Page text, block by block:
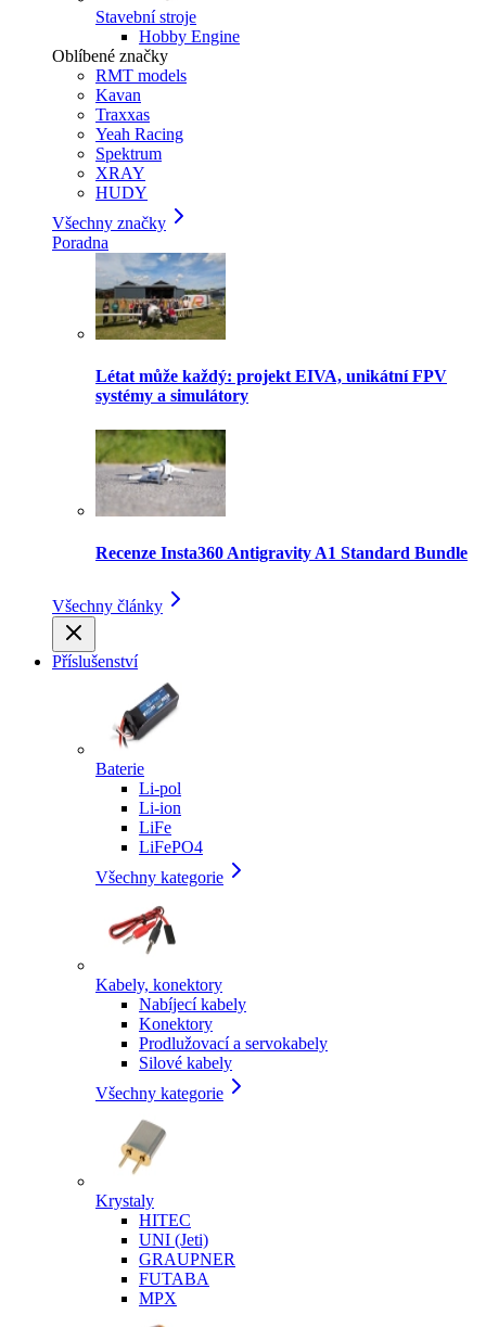
Stavební stroje
Hobby Engine
Oblíbené značky
RMT models
Kavan
Traxxas
Yeah Racing
Spektrum
XRAY
HUDY
Všechny značky
Poradna
Létat může každý: projekt EIVA, unikátní FPV
systémy a simulátory
Recenze Insta360 Antigravity A1 Standard Bundle
Všechny články
Příslušenství
Baterie
Li-pol
Li-ion
LiFe
LiFePO4
Všechny kategorie
Kabely, konektory
Nabíjecí kabely
Konektory
Prodlužovací a servokabely
Silové kabely
Všechny kategorie
Krystaly
HITEC
UNI (Jeti)
GRAUPNER
FUTABA
MPX